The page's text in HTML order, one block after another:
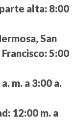
alta: 8:00
San
5:00
m. a 3:00 a.
12:00 m. a